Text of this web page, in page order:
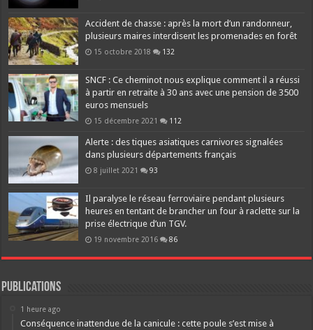
Accident de chasse : après la mort d’un randonneur,
plusieurs maires interdisent les promenades en forêt
15 octobre 2018 132
SNCF : Ce cheminot nous explique comment il a réussi
à partir en retraite à 30 ans avec une pension de 3500
euros mensuels
15 décembre 2021 112
Alerte : des tiques asiatiques carnivores signalées
dans plusieurs départements français
8 juillet 2021 93
Il paralyse le réseau ferroviaire pendant plusieurs
heures en tentant de brancher un four à raclette sur la
prise électrique d’un TGV.
19 novembre 2016 86
Publications
1 heure ago
Conséquence inattendue de la canicule : cette poule s’est mise à